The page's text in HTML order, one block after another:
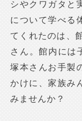
シやクワガタと
について学べる
てくれたのは、
さん。館内には
塚本さんお手製
かけに、家族み
みませんか？